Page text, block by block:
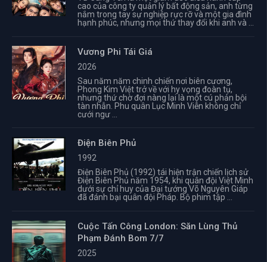
cao của công ty quản lý bất động sản, anh từng
nắm trong tay sự nghiệp rực rỡ và một gia đình
hạnh phúc, nhưng mọi thứ thay đổi khi anh và ...
Vương Phi Tái Giá
2026
Sau năm năm chinh chiến nơi biên cương,
Phong Kim Việt trở về với hy vọng đoàn tụ,
nhưng thứ chờ đợi nàng lại là một cú phản bội
tàn nhẫn. Phu quân Lục Minh Viễn không chỉ
cưới ngư ...
Điện Biên Phủ
1992
Điện Biên Phủ (1992) tái hiện trận chiến lịch sử
Điện Biên Phủ năm 1954, khi quân đội Việt Minh
dưới sự chỉ huy của Đại tướng Võ Nguyên Giáp
đã đánh bại quân đội Pháp. Bộ phim tập ...
Cuộc Tấn Công London: Săn Lùng Thủ
Phạm Đánh Bom 7/7
2025